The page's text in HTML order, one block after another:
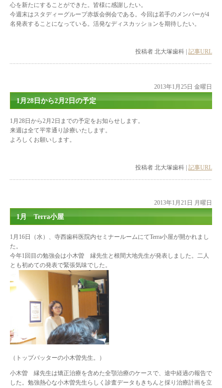
心を新たにすることができた。皆様に感謝したい。
今週末はスタディーグループ赤坂会例会である。今回は若手のメンバーが4
名発表することになっている。活発なディスカッションを期待したい。
投稿者 北大塚歯科 | 記事URL
2013年1月25日 金曜日
1月28日から2月2日の予定
1月28日から2月2日までの予定をお知らせします。
来週は全て平常通り診療いたします。
よろしくお願いします。
投稿者 北大塚歯科 | 記事URL
2013年1月21日 月曜日
1月 Terra小屋
1月16日（水）、寺西歯科医院内セミナールームにてTerra小屋が開かれまし
た。
今年1回目の勉強会は小木曽 縁先生と根間大地先生が発表しました。二人
とも初めての発表で緊張気味でした。
（トップバッターの小木曽先生。）
小木曽 縁先生は矯正治療を含めた全顎治療のケースで、途中経過の報告で
した。勉強熱心な小木曽先生らしく診査データもきちんと採り治療計画を立